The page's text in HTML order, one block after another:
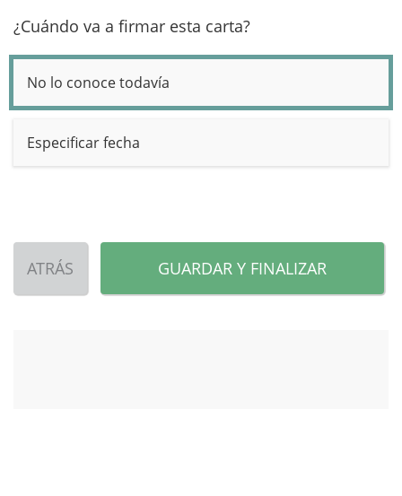
¿Cuándo va a firmar esta carta?
No lo conoce todavía
Especificar fecha
ATRÁS GUARDAR Y FINALIZAR